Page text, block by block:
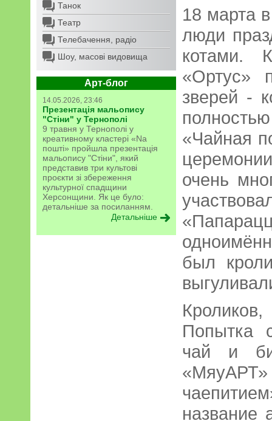
Танок
Театр
Телебачення, радіо
Шоу, масові видовища
Арт-блог
14.05.2026, 23:46
Презентація мальопису
"Стіни" у Тернополі
9 травня у Тернополі у
креативному кластері «Na
пошті» пройшла презентація
мальопису "Стіни", який
представив три культові
проєкти зі збереження
культурної спадщини
Херсонщини. Як це було:
детальніше за посиланням.
Детальніше
18 марта
люди
котами.
«Ортус»
зверей -
«Чайная
очень
был
Попытка
чай и
название